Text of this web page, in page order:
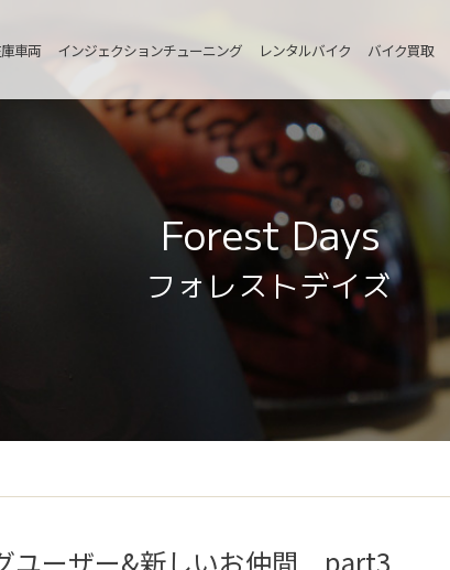
車両 インジェクションチューニング レンタルバイク バイク買取
Forest Days
フォレストデイズ
ユーザー&新しいお仲間 part3